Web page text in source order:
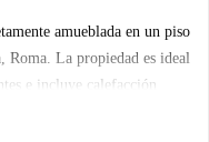
amueblada en un piso
Roma. La propiedad es ideal
e incluye calefacción
esenciales,